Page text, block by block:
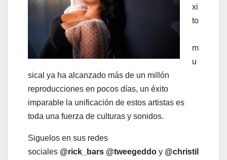
xi
to
m
u
sical ya ha alcanzado más de un millón
reproducciones en pocos días, un éxito
imparable la unificación de estos artistas es
toda una fuerza de culturas y sonidos.
Siguelos en sus redes
sociales @rick_bars @tweegeddo y @christil